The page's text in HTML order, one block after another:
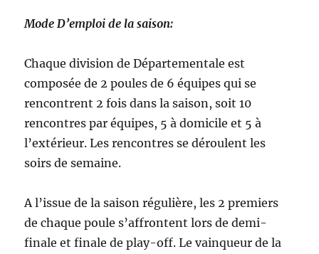
Mode D’emploi de la saison:
Chaque division de Départementale est
composée de 2 poules de 6 équipes qui se
rencontrent 2 fois dans la saison, soit 10
rencontres par équipes, 5 à domicile et 5 à
l’extérieur. Les rencontres se déroulent les
soirs de semaine.
A l’issue de la saison régulière, les 2 premiers
de chaque poule s’affrontent lors de demi-
finale et finale de play-off. Le vainqueur de la